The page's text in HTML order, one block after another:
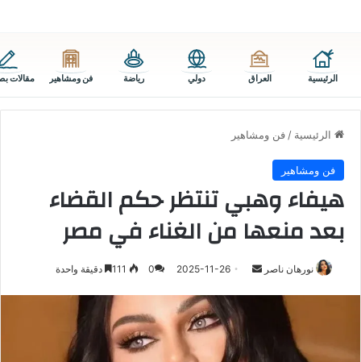
الرئيسية العراق دولي رياضة فن ومشاهير مقالات
الرئيسية / فن ومشاهير
فن ومشاهير
هيفاء وهبي تنتظر حكم القضاء
بعد منعها من الغناء في مصر
نورهان ناصر
أرسل
إلكترونيا
2025-11-26
0 دقيقة واحدة